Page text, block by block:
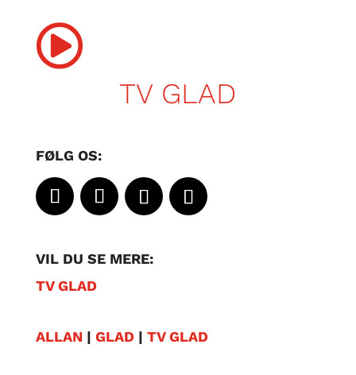

TV GLAD
FØLG OS:
VIL DU SE MERE:
TV GLAD
ALLAN | GLAD | TV GLAD